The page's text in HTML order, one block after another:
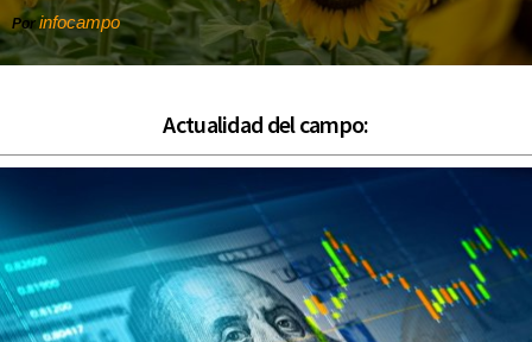
Por infocampo
Actualidad del campo: